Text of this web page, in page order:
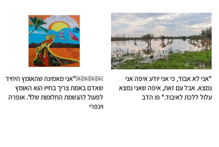
"אני לא אבוד, כי אני יודע איפה אני
נמצא. אבל עם זאת, איפה שאני נמצא
עלול ללכת לאיבוד." פו הדב
￼￼￼￼"אני מאמינה שהאומץ היחיד
שאדם באמת צריך בחייו הוא האומץ
לפעול להגשמת החלומות שלו". אופרה
וינפרי